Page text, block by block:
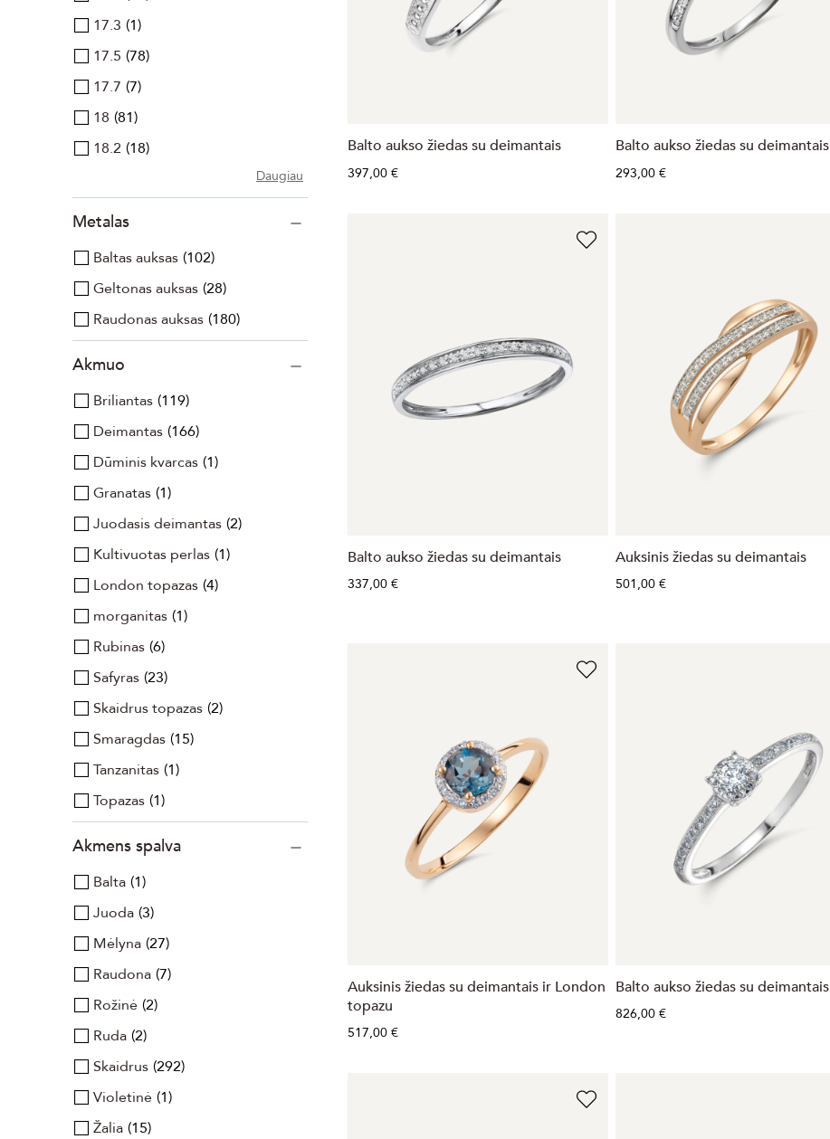
Balto aukso žiedas su deimantais
397,00 €
Balto aukso žiedas su deimantais
293,00 €
Balto aukso žiedas su deimantais
337,00 €
Auksinis žiedas su deimantais
501,00 €
Auksinis žiedas su deimantais ir London
topazu
517,00 €
Balto aukso žiedas su deimantais
826,00 €
17.3 1
17.5 78
17.7 7
18 81
18.2 18
Daugiau
Metalas
Baltas auksas 102
Geltonas auksas 28
Raudonas auksas 180
Akmuo
Briliantas 119
Deimantas 166
Dūminis kvarcas 1
Granatas 1
Juodasis deimantas 2
Kultivuotas perlas 1
London topazas 4
morganitas 1
Rubinas 6
Safyras 23
Skaidrus topazas 2
Smaragdas 15
Tanzanitas 1
Topazas 1
Akmens spalva
Balta 1
Juoda 3
Mėlyna 27
Raudona 7
Rožinė 2
Ruda 2
Skaidrus 292
Violetinė 1
Žalia 15